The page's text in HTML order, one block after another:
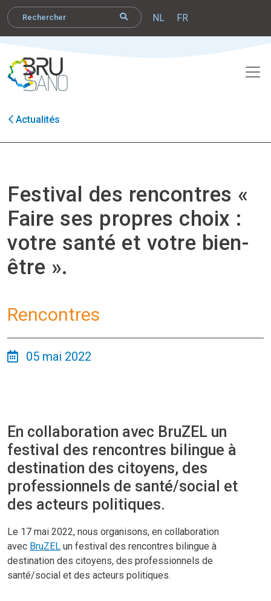
NL FR
Actualités
Festival des rencontres «
Faire ses propres choix :
votre santé et votre bien-
être ».
Rencontres
05 mai 2022
En collaboration avec BruZEL un
festival des rencontres bilingue à
destination des citoyens, des
professionnels de santé/social et
des acteurs politiques.
Le 17 mai 2022, nous organisons, en collaboration
avec BruZEL un festival des rencontres bilingue à
destination des citoyens, des professionnels de
santé/social et des acteurs politiques.